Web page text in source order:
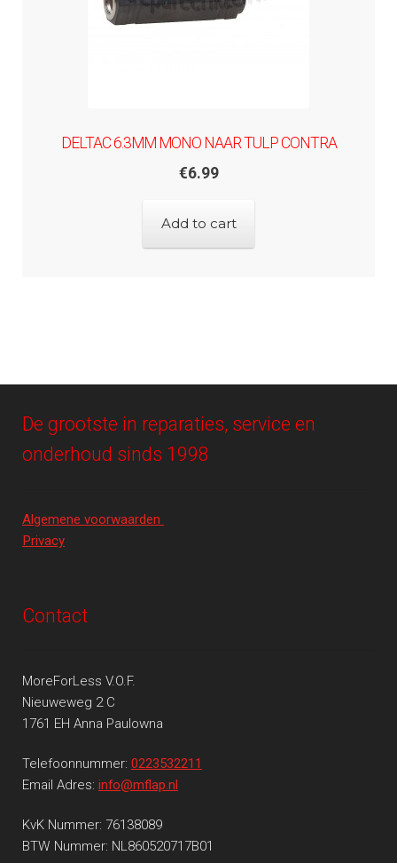
DELTAC 6.3MM MONO NAAR TULP CONTRA
€6.99
Add to cart
De grootste in reparaties, service en
onderhoud sinds 1998
Algemene voorwaarden
Privacy
Contact
MoreForLess V.O.F.
Nieuweweg 2 C
1761 EH Anna Paulowna
Telefoonnummer: 0223532211
Email Adres: info@mflap.nl
KvK Nummer: 76138089
BTW Nummer: NL860520717B01